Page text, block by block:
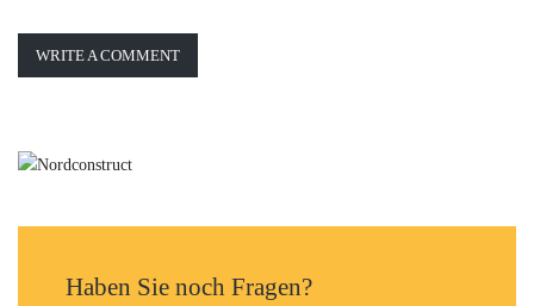
WRITE A COMMENT
Haben Sie noch Fragen?